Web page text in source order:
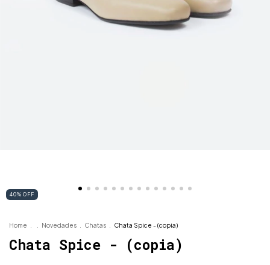
40% OFF
Home Novedades Chatas Chata Spice - (copia)
Chata Spice - (copia)